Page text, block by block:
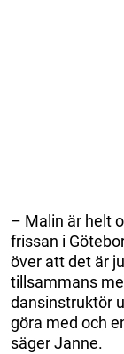
– Malin är helt
frissan i
över att det är
tillsammans
dansinstruktör
göra med och
säger Janne.